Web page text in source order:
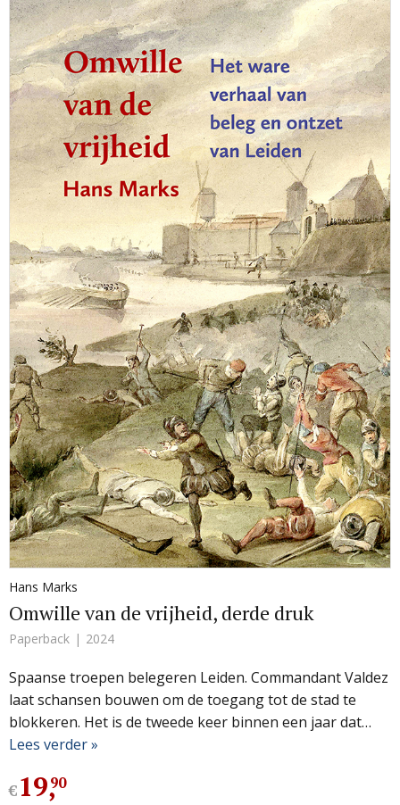
Hans Marks
Omwille van de vrijheid, derde druk
Paperback 2024
Spaanse troepen belegeren Leiden. Commandant Valdez
laat schansen bouwen om de toegang tot de stad te
blokkeren. Het is de tweede keer binnen een jaar dat…
Lees verder »
€19,90